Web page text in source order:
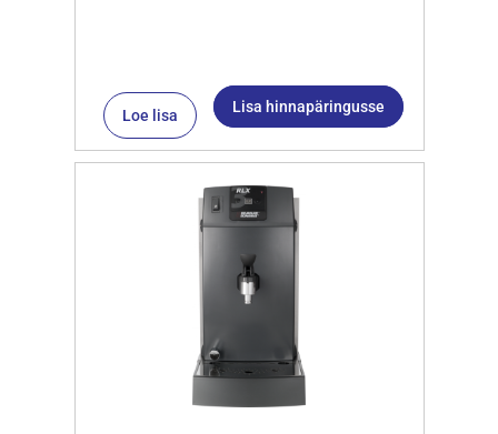
Loe lisa Lisa hinnapäringusse